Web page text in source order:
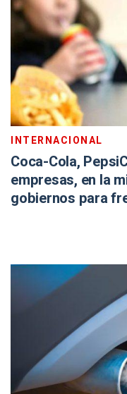
INTERNACIONAL
Coca-Cola,
empresas, en la
gobiernos para